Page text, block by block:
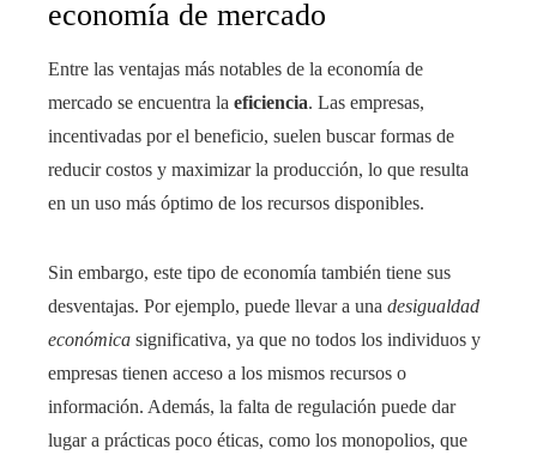
economía de mercado
Entre las ventajas más notables de la economía de
mercado se encuentra la eficiencia. Las empresas,
incentivadas por el beneficio, suelen buscar formas de
reducir costos y maximizar la producción, lo que resulta
en un uso más óptimo de los recursos disponibles.
Sin embargo, este tipo de economía también tiene sus
desventajas. Por ejemplo, puede llevar a una desigualdad
económica significativa, ya que no todos los individuos y
empresas tienen acceso a los mismos recursos o
información. Además, la falta de regulación puede dar
lugar a prácticas poco éticas, como los monopolios, que